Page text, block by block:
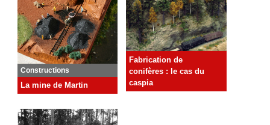
Constructions
La mine de Martin
Fabrication de
conifères : le cas du
caspia